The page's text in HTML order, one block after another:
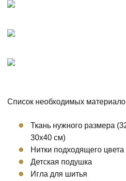
Список необходимых
Ткань нужного размера
30х40 см)
Нитки подходящего цвета
Детская подушка
Игла для шитья